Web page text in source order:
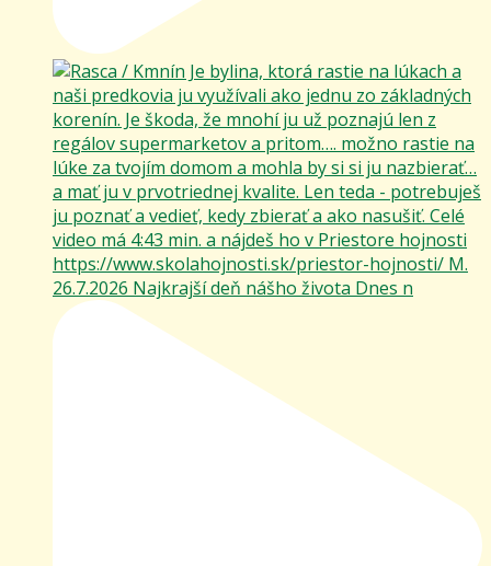
26.7.2026 Najkrajší deň nášho života Dnes n